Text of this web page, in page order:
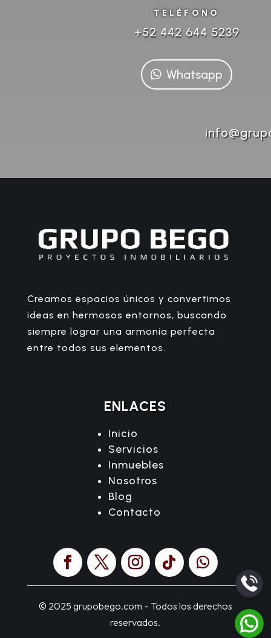
TELÉFONO
+52 442 644 5239
Whatsapp
Creamos espacios únicos y convertimos
ideas en hermosos entornos, buscando
siempre lograr una armonía perfecta
entre todos sus elementos.
ENLACES
Inicio
Servicios
Inmuebles
Nosotros
Blog
Contacto
© 2025 grupobego.com – Todos los derechos
reservados.